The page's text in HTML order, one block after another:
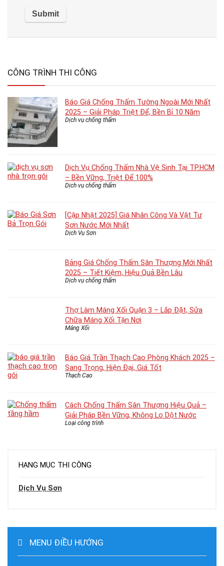
CÔNG TRÌNH THI CÔNG
Báo Giá Chống Thấm Tường Ngoài Mới Nhất
2025 – Giải Pháp Triệt Để, Bền Bỉ 10 Năm
Dịch vụ chống thấm
Dịch Vụ Chống Thấm Nhà Vệ Sinh Tại TP.HCM
– Bền Vững, Triệt Để 100%
Dịch vụ chống thấm
[Cập Nhật 2025] Giá Nhân Công Và Vật Tư
Sơn Nước Mới Nhất
Dịch Vụ Sơn
Bảng Giá Chống Thấm Sân Thượng Mới Nhất
2025 – Tiết Kiệm, Hiệu Quả Bền Lâu
Dịch vụ chống thấm
Thợ Làm Máng Xối Quận 3 – Lắp Đặt, Sửa
Chữa Máng Xối Tận Nơi
Máng Xối
Báo Giá Trần Thạch Cao Phòng Khách 2025 –
Sang Trọng, Hiện Đại, Giá Tốt
Thạch Cao
Cách Chống Thấm Sân Thượng Hiệu Quả –
Giải Pháp Bền Vững, Không Lo Dột Nước
Loại công trình
HẠNG MỤC THI CÔNG
Dịch Vụ Sơn
MENU ĐIỀU HƯỚNG